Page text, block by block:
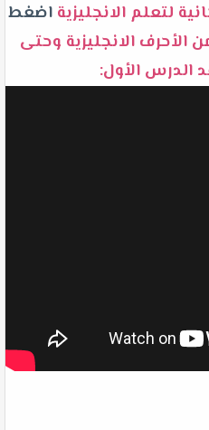
لتعلم الانجليزية اضغط
الأحرف الانجليزية وحتى
الدرس الأول: